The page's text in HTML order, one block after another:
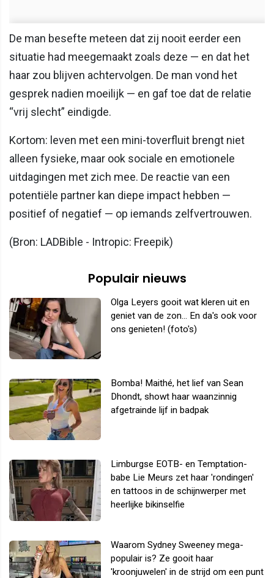
De man besefte meteen dat zij nooit eerder een
situatie had meegemaakt zoals deze — en dat het
haar zou blijven achtervolgen. De man vond het
gesprek nadien moeilijk — en gaf toe dat de relatie
“vrij slecht” eindigde.
Kortom: leven met een mini-toverfluit brengt niet
alleen fysieke, maar ook sociale en emotionele
uitdagingen met zich mee. De reactie van een
potentiële partner kan diepe impact hebben —
positief of negatief — op iemands zelfvertrouwen.
(Bron: LADBible - Intropic: Freepik)
Populair nieuws
Olga Leyers gooit wat kleren uit en
geniet van de zon... En da's ook voor
ons genieten! (foto's)
Bomba! Maithé, het lief van Sean
Dhondt, showt haar waanzinnig
afgetrainde lijf in badpak
Limburgse EOTB- en Temptation-
babe Lie Meurs zet haar 'rondingen'
en tattoos in de schijnwerper met
heerlijke bikinselfie
Waarom Sydney Sweeney mega-
populair is? Ze gooit haar
'kroonjuwelen' in de strijd om een punt